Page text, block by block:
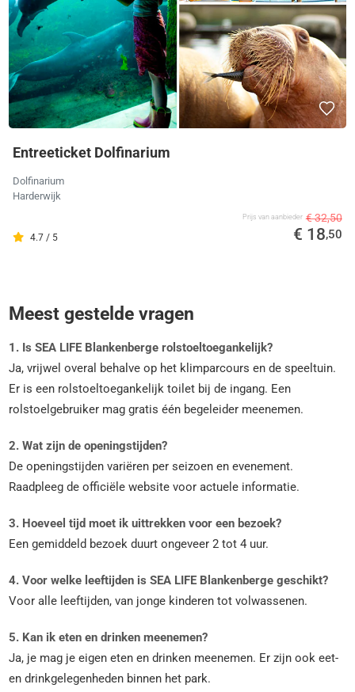
Entreeticket Dolfinarium
Dolfinarium
Harderwijk
4.7 / 5
Prijs van aanbieder € 32,50
€ 18,50
Meest gestelde vragen
1. Is SEA LIFE Blankenberge rolstoeltoegankelijk?
Ja, vrijwel overal behalve op het klimparcours en de speeltuin.
Er is een rolstoeltoegankelijk toilet bij de ingang. Een
rolstoelgebruiker mag gratis één begeleider meenemen.
2. Wat zijn de openingstijden?
De openingstijden variëren per seizoen en evenement.
Raadpleeg de officiële website voor actuele informatie.
3. Hoeveel tijd moet ik uittrekken voor een bezoek?
Een gemiddeld bezoek duurt ongeveer 2 tot 4 uur.
4. Voor welke leeftijden is SEA LIFE Blankenberge geschikt?
Voor alle leeftijden, van jonge kinderen tot volwassenen.
5. Kan ik eten en drinken meenemen?
Ja, je mag je eigen eten en drinken meenemen. Er zijn ook eet-
en drinkgelegenheden binnen het park.